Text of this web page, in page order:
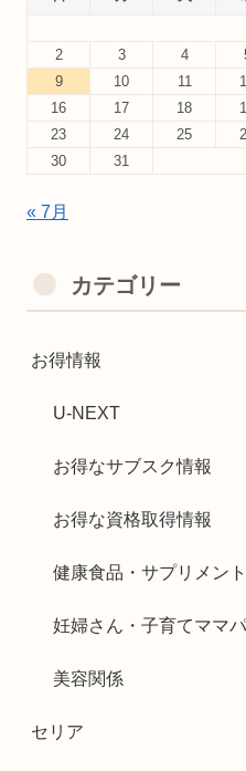
2
3 4
9
10 11
16
17 18
23
24 25
30
31
« 7月
カテゴリー
お得情報
U-NEXT
お得なサブスク情報
お得な資格取得情報
健康食品・サプリメント
妊婦さん・子育てママ
美容関係
セリア